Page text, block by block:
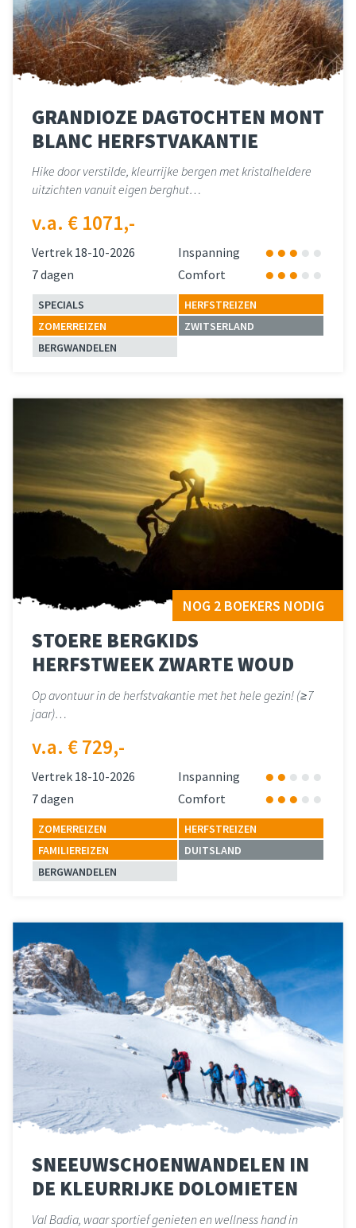
GRANDIOZE DAGTOCHTEN MONT
BLANC HERFSTVAKANTIE
Hike door verstilde, kleurrijke bergen met kristalheldere
uitzichten vanuit eigen berghut…
v.a. € 1071,-
Vertrek 18-10-2026
Inspanning
7 dagen
Comfort
SPECIALS
HERFSTREIZEN
ZOMERREIZEN
ZWITSERLAND
BERGWANDELEN
STOERE BERGKIDS
HERFSTWEEK ZWARTE WOUD
NOG 2 BOEKERS NODIG
Op avontuur in de herfstvakantie met het hele gezin! (≥7
jaar)…
v.a. € 729,-
Vertrek 18-10-2026
Inspanning
7 dagen
Comfort
ZOMERREIZEN
HERFSTREIZEN
FAMILIEREIZEN
DUITSLAND
BERGWANDELEN
SNEEUWSCHOENWANDELEN IN
DE KLEURRIJKE DOLOMIETEN
Val Badia, waar sportief genieten en wellness hand in